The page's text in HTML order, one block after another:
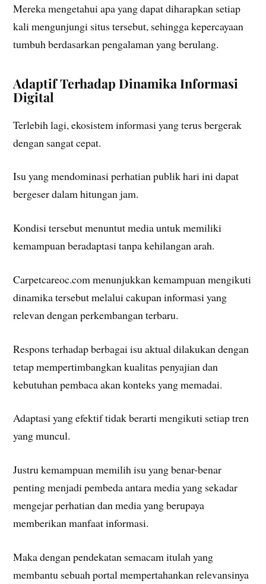
Mereka mengetahui apa yang dapat diharapkan setiap
kali mengunjungi situs tersebut, sehingga kepercayaan
tumbuh berdasarkan pengalaman yang berulang.
Adaptif Terhadap Dinamika Informasi
Digital
Terlebih lagi, ekosistem informasi yang terus bergerak
dengan sangat cepat.
Isu yang mendominasi perhatian publik hari ini dapat
bergeser dalam hitungan jam.
Kondisi tersebut menuntut media untuk memiliki
kemampuan beradaptasi tanpa kehilangan arah.
Carpetcareoc.com menunjukkan kemampuan mengikuti
dinamika tersebut melalui cakupan informasi yang
relevan dengan perkembangan terbaru.
Respons terhadap berbagai isu aktual dilakukan dengan
tetap mempertimbangkan kualitas penyajian dan
kebutuhan pembaca akan konteks yang memadai.
Adaptasi yang efektif tidak berarti mengikuti setiap tren
yang muncul.
Justru kemampuan memilih isu yang benar-benar
penting menjadi pembeda antara media yang sekadar
mengejar perhatian dan media yang berupaya
memberikan manfaat informasi.
Maka dengan pendekatan semacam itulah yang
membantu sebuah portal mempertahankan relevansinya